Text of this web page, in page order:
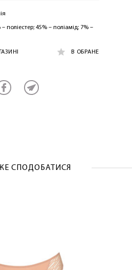
поліестер; 45% – поліамід; 7% –
В ОБРАНЕ
СПОДОБАТИСЯ
ПРОСИМО ДО
ПРИЙМІТЬ ВІД НАС
ПОКУПКУ